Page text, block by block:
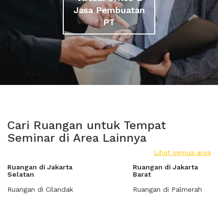
Jasa Pembuatan
PT
Cari Ruangan untuk Tempat
Seminar di Area Lainnya
Lihat semua area
Ruangan di Jakarta
Selatan
Ruangan di Cilandak
Ruangan di Jakarta
Barat
Ruangan di Palmerah